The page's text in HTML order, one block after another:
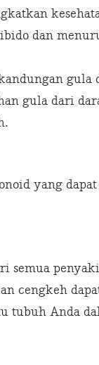
dan
gula
gula dari
yang
semua
cengkeh
tubuh Anda